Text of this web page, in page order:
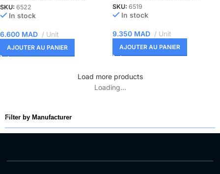
Filter by Manufacturer
SKU: 6522
In stock
6.600 MAD Unit
AJOUTER AU PANIER
SKU: 6519
In stock
9.350 MAD Unit
AJOUTER AU PANIER
Load more products
Loading...